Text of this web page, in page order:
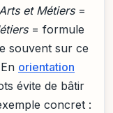
et Métiers=
= formule
souvent sur ce
orientation
évite de bâtir
concret :